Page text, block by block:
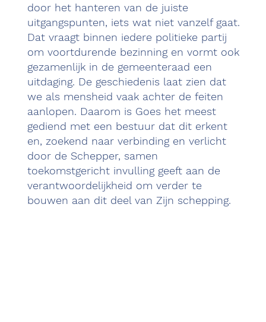
door het hanteren van de juiste
uitgangspunten, iets wat niet vanzelf gaat.
Dat vraagt binnen iedere politieke partij
om voortdurende bezinning en vormt ook
gezamenlijk in de gemeenteraad een
uitdaging. De geschiedenis laat zien dat
we als mensheid vaak achter de feiten
aanlopen. Daarom is Goes het meest
gediend met een bestuur dat dit erkent
en, zoekend naar verbinding en verlicht
door de Schepper, samen
toekomstgericht invulling geeft aan de
verantwoordelijkheid om verder te
bouwen aan dit deel van Zijn schepping.